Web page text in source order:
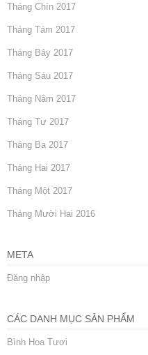
Tháng Chín 2017
Tháng Tám 2017
Tháng Bảy 2017
Tháng Sáu 2017
Tháng Năm 2017
Tháng Tư 2017
Tháng Ba 2017
Tháng Hai 2017
Tháng Một 2017
Tháng Mười Hai 2016
META
Đăng nhập
CÁC DANH MỤC SẢN PHẨM
Bình Hoa Tươi